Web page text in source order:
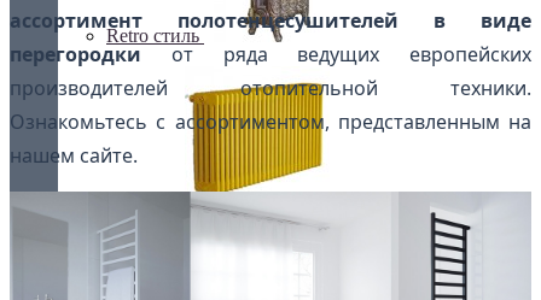
Retro стиль
ассортимент полотенцесушителей в виде
перегородки от ряда ведущих европейских
производителей отопительной техники.
Ознакомьтесь с ассортиментом, представленным на
нашем сайте.